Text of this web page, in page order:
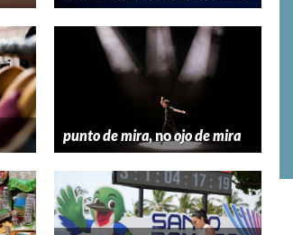
punto de mira, noojo de mira